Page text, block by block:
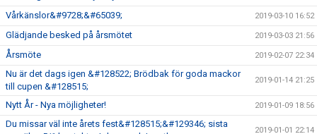
Vårkänslor&#9728;&#65039; 2019-03-10 16:52
Glädjande besked på årsmötet 2019-03-03 21:56
Årsmöte 2019-02-07 22:34
Nu är det dags igen &#128522; Brödbak för goda mackor
till cupen &#128515;
2019-01-14 21:25
Nytt År - Nya möjligheter! 2019-01-09 18:56
Du missar väl inte årets fest&#128515;&#129346; sista
2019-01-01 22:14